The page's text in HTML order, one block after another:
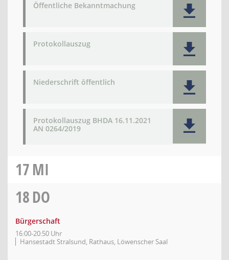
Öffentliche Bekanntmachung
Protokollauszug
Niederschrift öffentlich
Protokollauszug BHDA 16.11.2021
AN 0264/2019
17MI
18DO
Bürgerschaft
16:00-20:50 Uhr
Hansestadt Stralsund, Rathaus, Löwenscher Saal